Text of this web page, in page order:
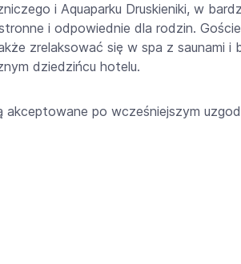
i Aquaparku Druskieniki, w
i odpowiednie dla rodzin.
zrelaksować się w spa z saunami
dziedzińcu hotelu.
akceptowane po wcześniejszym